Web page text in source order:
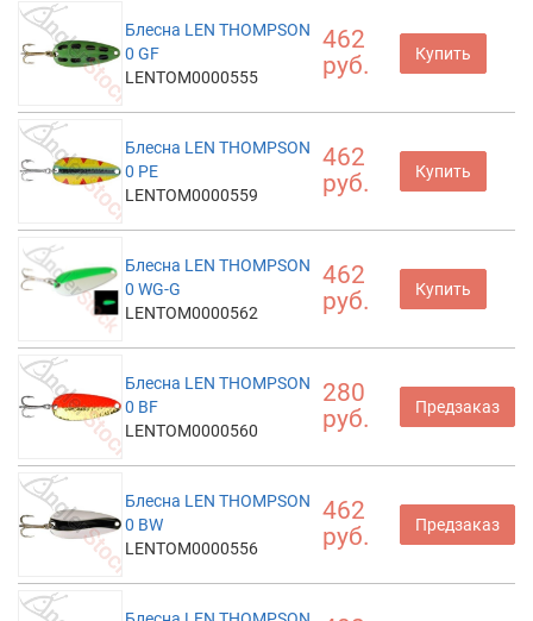
Блесна LEN THOMPSON
0 GF
LENTOM0000555
462
руб.
Купить
Блесна LEN THOMPSON
0 PE
LENTOM0000559
462
руб.
Купить
Блесна LEN THOMPSON
0 WG-G
LENTOM0000562
462
руб.
Купить
Блесна LEN THOMPSON
0 BF
LENTOM0000560
280
руб.
Предзаказ
Блесна LEN THOMPSON
0 BW
LENTOM0000556
462
руб.
Предзаказ